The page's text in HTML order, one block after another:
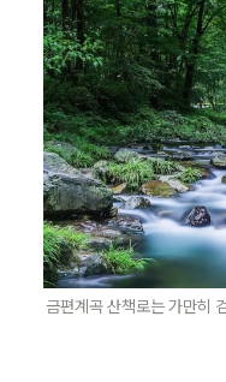
금편계곡 산책로는 가만히